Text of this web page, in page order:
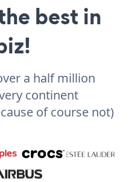
best in
a half million
continent
of course not)